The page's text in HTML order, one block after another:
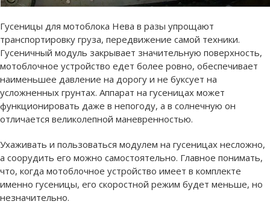
Гусеницы для мотоблока Нева в разы упрощают
транспортировку груза, передвижение самой техники.
Гусеничный модуль закрывает значительную поверхность,
мотоблочное устройство едет более ровно, обеспечивает
наименьшее давление на дорогу и не буксует на
усложненных грунтах. Аппарат на гусеницах может
функционировать даже в непогоду, а в солнечную он
отличается великолепной маневренностью.
Ухаживать и пользоваться модулем на гусеницах несложно,
а соорудить его можно самостоятельно. Главное понимать,
что, когда мотоблочное устройство имеет в комплекте
именно гусеницы, его скоростной режим будет меньше, но
незначительно.